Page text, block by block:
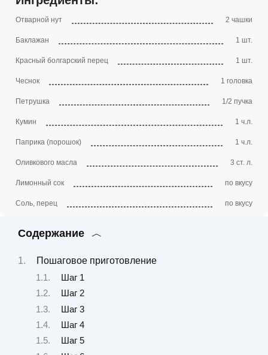
Отварной нут 2 чашки
Баклажан 1 шт.
Красный болгарский перец 1 шт.
Чеснок 1 головка
Петрушка 1/2 пучка
Кумин 1 ч.л.
Паприка (порошок) 1 ч.л.
Оливкового масла 3 ст. л.
Лимонный сок по вкусу
Соль, перец по вкусу
Содержание
Пошаговое приготовление
Шаг 1
Шаг 2
Шаг 3
Шаг 4
Шаг 5